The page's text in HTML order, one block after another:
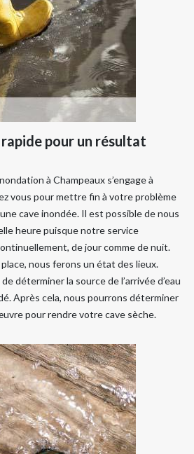
pour un résultat
à Champeaux s’engage à
vous pour mettre fin à votre problème
cave inondée. Il est possible de nous
heure puisque notre service
de jour comme de nuit.
nous ferons un état des lieux.
déterminer la source de l’arrivée d’eau
Après cela, nous pourrons déterminer
pour rendre votre cave sèche.